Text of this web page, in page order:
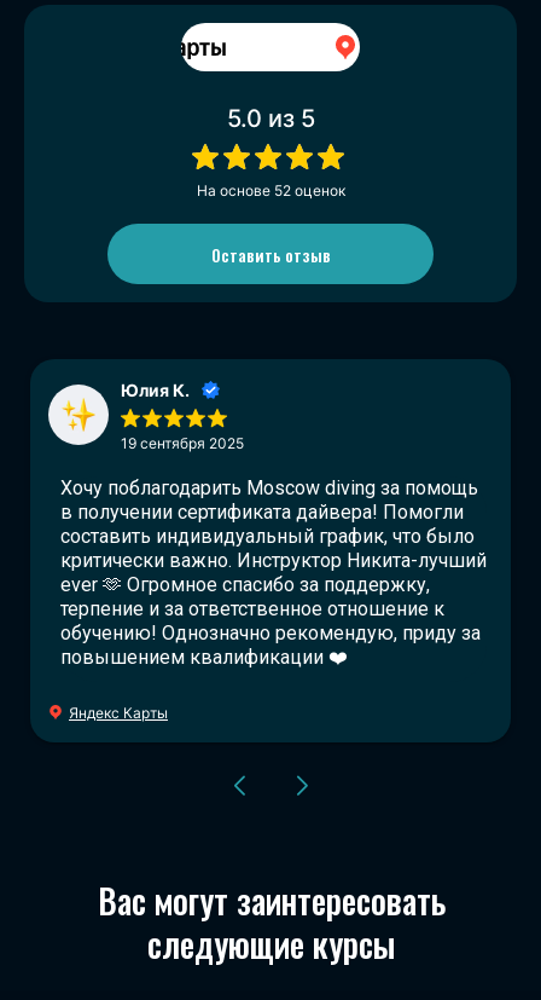
5.0 из 5
На основе 52оценок
Оставить отзыв
Юлия К.
19 сентября 2025
Хочу поблагодарить Moscow diving за помощь
в получении сертификата дайвера! Помогли
составить индивидуальный график, что было
критически важно. Инструктор Никита-лучший
ever 🫶 Огромное спасибо за поддержку,
терпение и за ответственное отношение к
обучению! Однозначно рекомендую, приду за
повышением квалификации ❤️
Яндекс Карты
Вас могут заинтересовать
следующие курсы